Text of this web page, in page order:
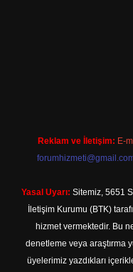
Reklam ve İletişim: E-
Yasal Uyarı: Sitemiz, 5651
İletişim Kurumu (BTK)
hizmet vermektedir. Bu
denetleme veya araştırma
üyelerimiz yazdıkları